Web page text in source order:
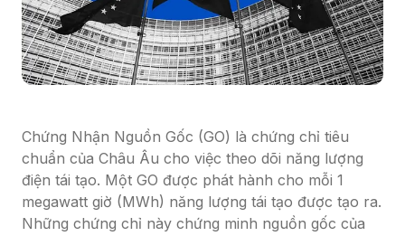
Chứng Nhận Nguồn Gốc (GO) là chứng chỉ tiêu
chuẩn của Châu Âu cho việc theo dõi năng lượng
điện tái tạo. Một GO được phát hành cho mỗi 1
megawatt giờ (MWh) năng lượng tái tạo được tạo ra.
Những chứng chỉ này chứng minh nguồn gốc của